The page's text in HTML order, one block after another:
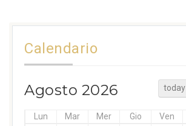
Calendario
Agosto 2026 today
Lun Mar Mer Gio Ven